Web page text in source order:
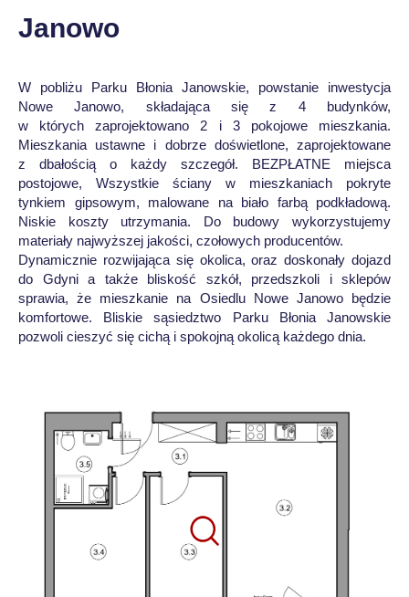
Janowo
W pobliżu Parku Błonia Janowskie, powstanie inwestycja
Nowe Janowo, składająca się z 4 budynków,
w których zaprojektowano 2 i 3 pokojowe mieszkania.
Mieszkania ustawne i dobrze doświetlone, zaprojektowane
z dbałością o każdy szczegół. BEZPŁATNE miejsca
postojowe, Wszystkie ściany w mieszkaniach pokryte
tynkiem gipsowym, malowane na biało farbą podkładową.
Niskie koszty utrzymania. Do budowy wykorzystujemy
materiały najwyższej jakości, czołowych producentów.
Dynamicznie rozwijająca się okolica, oraz doskonały dojazd
do Gdyni a także bliskość szkół, przedszkoli i sklepów
sprawia, że mieszkanie na Osiedlu Nowe Janowo będzie
komfortowe. Bliskie sąsiedztwo Parku Błonia Janowskie
pozwoli cieszyć się cichą i spokojną okolicą każdego dnia.